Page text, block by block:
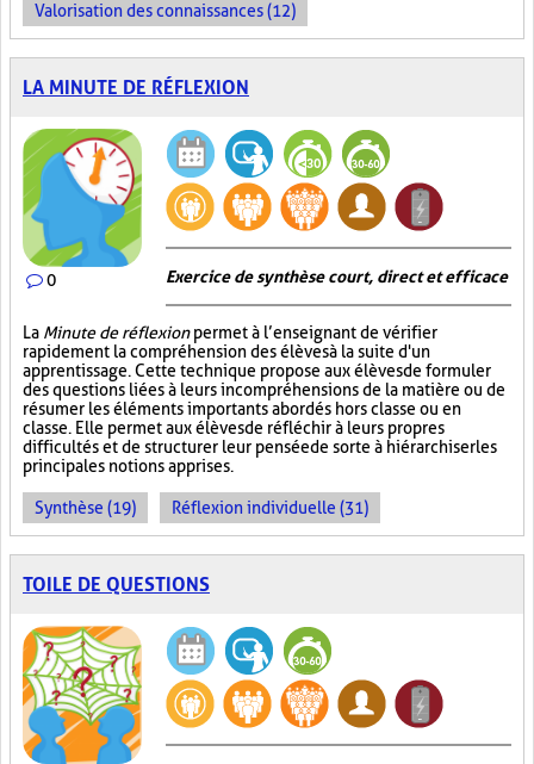
Valorisation des connaissances (12)
LA MINUTE DE RÉFLEXION
0 Exercice de synthèse court, direct et efficace
La Minute de réflexionpermet à l’enseignant de vérifier
rapidement la compréhension des élèves à la suite d'un
apprentissage. Cette technique propose aux élèves de formuler
des questions liées à leurs incompréhensions de la matière ou de
résumer les éléments importants abordés hors classe ou en
classe. Elle permet aux élèves de réfléchir à leurs propres
difficultés et de structurer leur pensée de sorte à hiérarchiser les
principales notions apprises.
Synthèse (19) Réflexion individuelle (31)
TOILE DE QUESTIONS